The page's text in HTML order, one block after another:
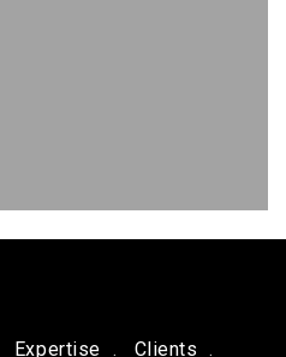
Expertise
Clients